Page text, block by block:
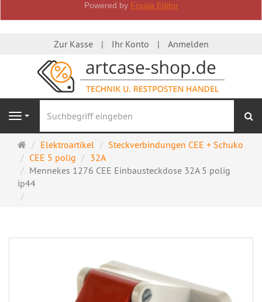
Powered by Froala Editor
Zur Kasse Ihr Konto Anmelden
Navigation
Startseite
Elektroartikel
Steckverbindungen CEE + Schuko
CEE 5 polig
32A
Mennekes 1276 CEE Einbausteckdose 32A 5 polig
ip44